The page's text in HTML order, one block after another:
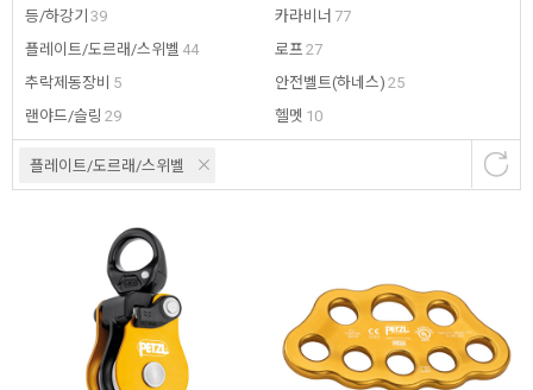
등/하강기 39
플레이트/도르래/스위벨 44
추락제동장비 5
랜야드/슬링 29
카라비너 77
로프 27
안전벨트(하네스) 25
헬멧 10
플레이트/도르래/스위벨